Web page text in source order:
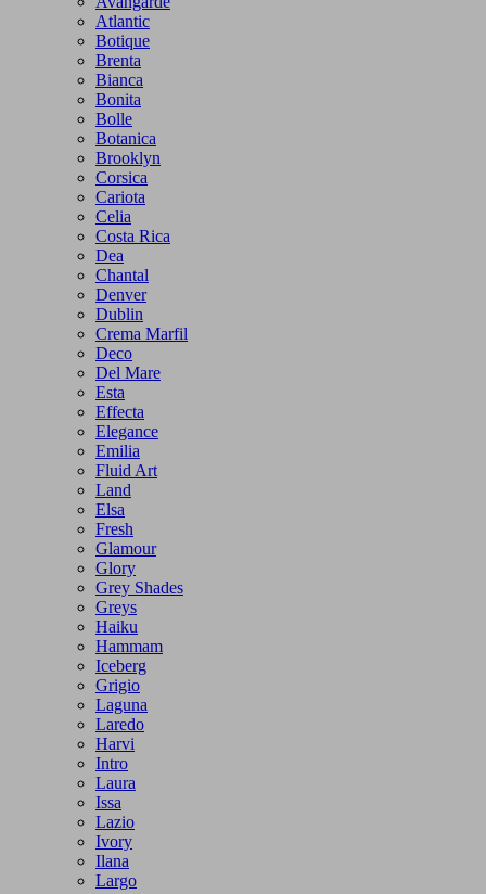
Atlantic
Botique
Brenta
Bianca
Bonita
Bolle
Botanica
Brooklyn
Corsica
Cariota
Celia
Costa Rica
Dea
Chantal
Denver
Dublin
Crema Marfil
Deco
Del Mare
Esta
Effecta
Elegance
Emilia
Fluid Art
Land
Elsa
Fresh
Glamour
Glory
Grey Shades
Greys
Haiku
Hammam
Iceberg
Grigio
Laguna
Laredo
Harvi
Intro
Laura
Issa
Lazio
Ivory
Ilana
Largo